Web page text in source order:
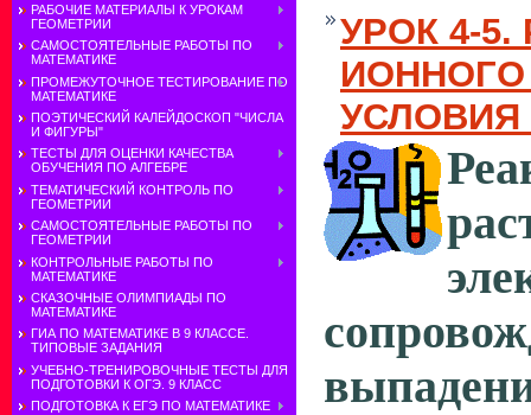
РАБОЧИЕ МАТЕРИАЛЫ К УРОКАМ
ГЕОМЕТРИИ
САМОСТОЯТЕЛЬНЫЕ РАБОТЫ ПО
МАТЕМАТИКЕ
ПРОМЕЖУТОЧНОЕ ТЕСТИРОВАНИЕ ПО
МАТЕМАТИКЕ
ПОЭТИЧЕСКИЙ КАЛЕЙДОСКОП "ЧИСЛА
И ФИГУРЫ"
ТЕСТЫ ДЛЯ ОЦЕНКИ КАЧЕСТВА
ОБУЧЕНИЯ ПО АЛГЕБРЕ
ТЕМАТИЧЕСКИЙ КОНТРОЛЬ ПО
ГЕОМЕТРИИ
САМОСТОЯТЕЛЬНЫЕ РАБОТЫ ПО
ГЕОМЕТРИИ
КОНТРОЛЬНЫЕ РАБОТЫ ПО
МАТЕМАТИКЕ
СКАЗОЧНЫЕ ОЛИМПИАДЫ ПО
МАТЕМАТИКЕ
ГИА ПО МАТЕМАТИКЕ В 9 КЛАССЕ.
ТИПОВЫЕ ЗАДАНИЯ
УЧЕБНО-ТРЕНИРОВОЧНЫЕ ТЕСТЫ ДЛЯ
ПОДГОТОВКИ К ОГЭ. 9 КЛАСС
ПОДГОТОВКА К ЕГЭ ПО МАТЕМАТИКЕ
УРОК 4-
УСЛОВИЯ